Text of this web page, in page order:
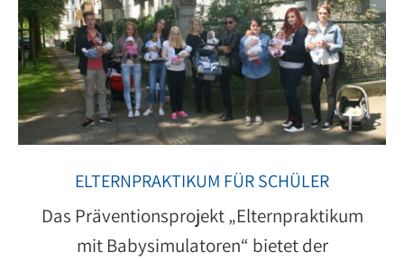
ELTERNPRAKTIKUM FÜR SCHÜLER
Das Präventionsprojekt „Elternpraktikum
mit Babysimulatoren“ bietet der